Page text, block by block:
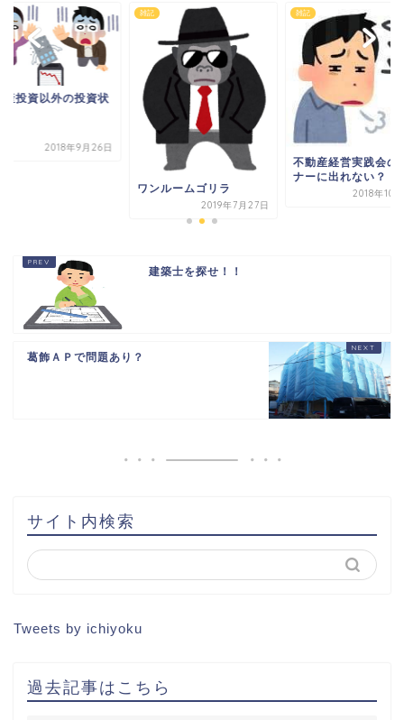
産投資以外の投資状
2018年9月26日
雑記
ワンルームゴリラ
2019年7月27日
雑記
不動産経営実践会の
ナーに出れない？
2018年10
建築士を探せ！！
葛飾ＡＰで問題あり？
サイト内検索
Tweets by ichiyoku
過去記事はこちら
HOME
書籍出版
問い合わせ